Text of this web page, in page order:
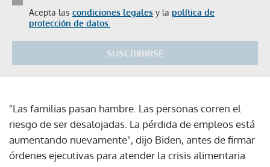
Acepta las condiciones legales y la política de
protección de datos.
SUSCRIBIRSE
"Las familias pasan hambre. Las personas corren el
riesgo de ser desalojadas. La pérdida de empleos está
aumentando nuevamente", dijo Biden, antes de firmar
órdenes ejecutivas para atender la crisis alimentaria